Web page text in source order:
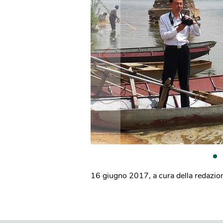
16 giugno 2017, a cura della